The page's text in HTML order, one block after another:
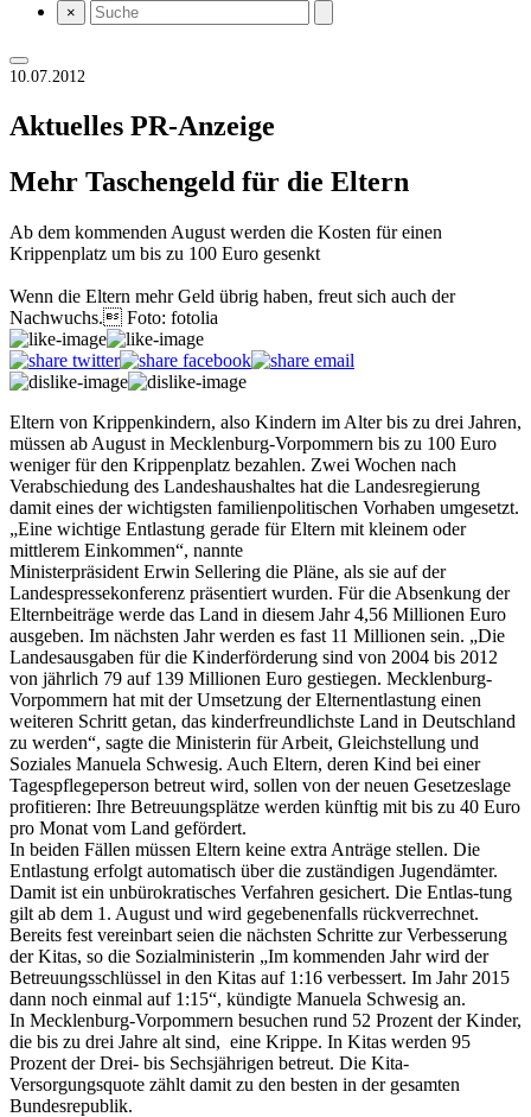
×
10.07.2012
Aktuelles PR-Anzeige
Mehr Taschengeld für die Eltern
Ab dem kommenden August werden die Kosten für einen
Krippenplatz um bis zu 100 Euro gesenkt
Wenn die Eltern mehr Geld übrig haben, freut sich auch der
Nachwuchs. Foto: fotolia
Eltern von Krippenkindern, also Kindern im Alter bis zu drei Jahren,
müssen ab August in Mecklenburg-Vorpommern bis zu 100 Euro
weniger für den Krippenplatz bezahlen. Zwei Wochen nach
Verabschiedung des Landeshaushaltes hat die Landesregierung
damit eines der wichtigsten familienpolitischen Vorhaben umgesetzt.
„Eine wichtige Entlastung gerade für Eltern mit kleinem oder
mittlerem Einkommen“, nannte
Ministerpräsident Erwin Sellering die Pläne, als sie auf der
Landespressekonferenz präsentiert wurden. Für die Absenkung der
Elternbeiträge werde das Land in diesem Jahr 4,56 Millionen Euro
ausgeben. Im nächsten Jahr werden es fast 11 Millionen sein. „Die
Landesausgaben für die Kinderförderung sind von 2004 bis 2012
von jährlich 79 auf 139 Millionen Euro gestiegen. Mecklenburg-
Vorpommern hat mit der Umsetzung der Elternentlastung einen
weiteren Schritt getan, das kinderfreundlichste Land in Deutschland
zu werden“, sagte die Ministerin für Arbeit, Gleichstellung und
Soziales Manuela Schwesig. Auch Eltern, deren Kind bei einer
Tagespflegeperson betreut wird, sollen von der neuen Gesetzeslage
profitieren: Ihre Betreuungsplätze werden künftig mit bis zu 40 Euro
pro Monat vom Land gefördert.
In beiden Fällen müssen Eltern keine extra Anträge stellen. Die
Entlastung erfolgt automatisch über die zuständigen Jugendämter.
Damit ist ein unbürokratisches Verfahren gesichert. Die Entlas-tung
gilt ab dem 1. August und wird gegebenenfalls rückverrechnet.
Bereits fest vereinbart seien die nächsten Schritte zur Verbesserung
der Kitas, so die Sozialministerin „Im kommenden Jahr wird der
Betreuungsschlüssel in den Kitas auf 1:16 verbessert. Im Jahr 2015
dann noch einmal auf 1:15“, kündigte Manuela Schwesig an.
In Mecklenburg-Vorpommern besuchen rund 52 Prozent der Kinder,
die bis zu drei Jahre alt sind, eine Krippe. In Kitas werden 95
Prozent der Drei- bis Sechsjährigen betreut. Die Kita-
Versorgungsquote zählt damit zu den besten in der gesamten
Bundesrepublik.